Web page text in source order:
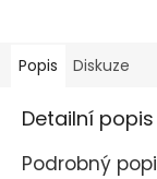
Popis Diskuze
Detailní
Podrobný